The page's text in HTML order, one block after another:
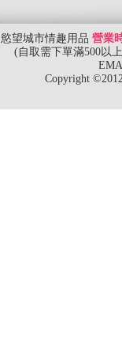
慾望城市情趣用品 營業
(自取需下單滿500以
Copyright